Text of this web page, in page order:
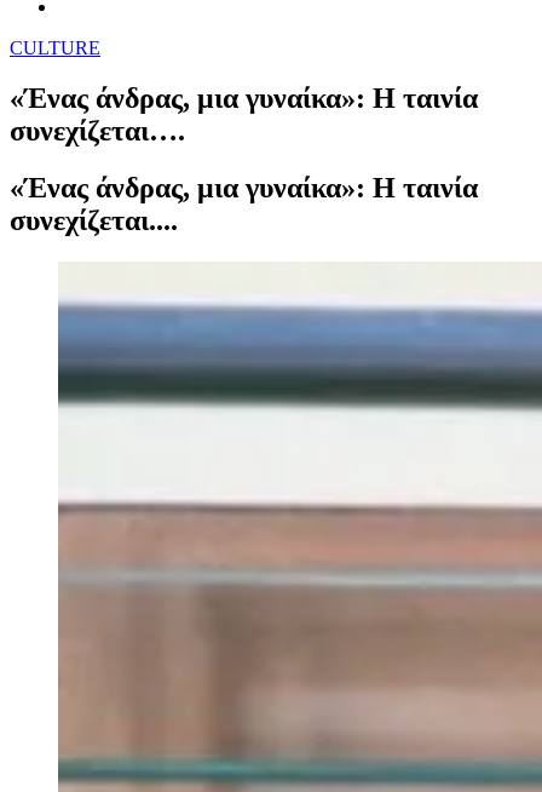
CULTURE
«Ένας άνδρας, μια γυναίκα»: Η ταινία
συνεχίζεται….
«Ένας άνδρας, μια γυναίκα»: Η ταινία
συνεχίζεται....